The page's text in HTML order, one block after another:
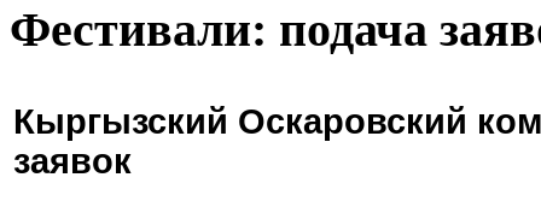
Фестивали: подача
Кыргызский Оскаровский
заявок